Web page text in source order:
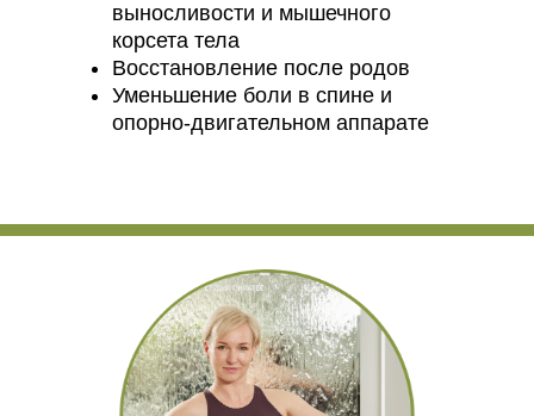
выносливости и мышечного
корсета тела
Восстановление после родов
Уменьшение боли в спине и
опорно-двигательном аппарате